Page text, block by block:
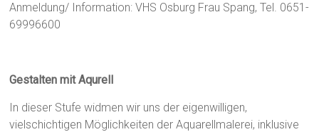
Anmeldung/ Information: VHS Osburg Frau Spang, Tel. 0651-
69996600
Gestalten mit Aqurell
In dieser Stufe widmen wir uns der eigenwilligen,
vielschichtigen Möglichkeiten der Aquarellmalerei, inklusive